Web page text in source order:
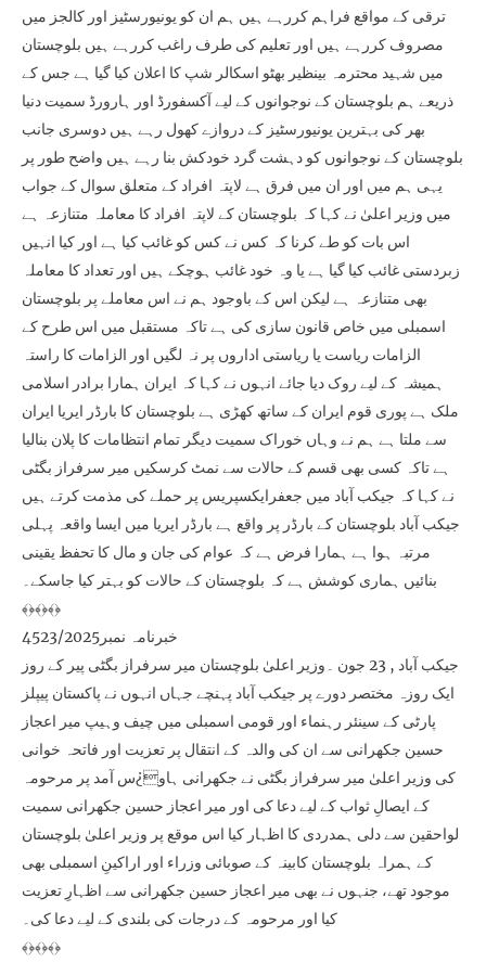
ترقی کے مواقع فراہم کررہے ہیں ہم ان کو یونیورسٹیز اور کالجز میں
مصروف کررہے ہیں اور تعلیم کی طرف راغب کررہے ہیں بلوچستان
میں شہید محترمہ بینظیر بھٹو اسکالر شپ کا اعلان کیا گیا ہے جس کے
ذریعے ہم بلوچستان کے نوجوانوں کے لیے آکسفورڈ اور ہارورڈ سمیت دنیا
بھر کی بہترین یونیورسٹیز کے دروازے کھول رہے ہیں دوسری جانب
بلوچستان کے نوجوانوں کو دہشت گرد خودکش بنا رہے ہیں واضح طور پر
یہی ہم میں اور ان میں فرق ہے لاپتہ افراد کے متعلق سوال کے جواب
میں وزیر اعلیٰ نے کہا کہ بلوچستان کے لاپتہ افراد کا معاملہ متنازعہ ہے
اس بات کو طے کرنا کہ کس نے کس کو غائب کیا ہے اور کیا انہیں
زبردستی غائب کیا گیا ہے یا وہ خود غائب ہوچکے ہیں اور تعداد کا معاملہ
بھی متنازعہ ہے لیکن اس کے باوجود ہم نے اس معاملے پر بلوچستان
اسمبلی میں خاص قانون سازی کی ہے تاکہ مستقبل میں اس طرح کے
الزامات ریاست یا ریاستی اداروں پر نہ لگیں اور الزامات کا راستہ
ہمیشہ کے لیے روک دیا جائے انہوں نے کہا کہ ایران ہمارا برادر اسلامی
ملک ہے پوری قوم ایران کے ساتھ کھڑی ہے بلوچستان کا بارڈر ایریا ایران
سے ملتا ہے ہم نے وہاں خوراک سمیت دیگر تمام انتظامات کا پلان بنالیا
ہے تاکہ کسی بھی قسم کے حالات سے نمٹ کرسکیں میر سرفراز بگٹی
نے کہا کہ جیکب آباد میں جعفرایکسپریس پر حملے کی مذمت کرتے ہیں
جیکب آباد بلوچستان کے بارڈر پر واقع ہے بارڈر ایریا میں ایسا واقعہ پہلی
مرتبہ ہوا ہے ہمارا فرض ہے کہ عوام کی جان و مال کا تحفظ یقینی
بنائیں ہماری کوشش ہے کہ بلوچستان کے حالات کو بہتر کیا جاسکے۔
﴾﴿﴾﴿﴾﴿
خبرنامہ نمبر4523/2025
جیکب آباد , 23 جون ۔وزیر اعلیٰ بلوچستان میر سرفراز بگٹی پیر کے روز
ایک روزہ مختصر دورے پر جیکب آباد پہنچے جہاں انہوں نے پاکستان پیپلز
پارٹی کے سینئر رہنماء اور قومی اسمبلی میں چیف وہیپ میر اعجاز
حسین جکھرانی سے ان کی والدہ کے انتقال پر تعزیت اور فاتحہ خوانی
کی وزیر اعلیٰ میر سرفراز بگٹی نے جکھرانی ہاو¿س آمد پر مرحومہ
کے ایصالِ ثواب کے لیے دعا کی اور میر اعجاز حسین جکھرانی سمیت
لواحقین سے دلی ہمدردی کا اظہار کیا اس موقع پر وزیر اعلیٰ بلوچستان
کے ہمراہ بلوچستان کابینہ کے صوبائی وزراء اور اراکینِ اسمبلی بھی
موجود تھے، جنہوں نے بھی میر اعجاز حسین جکھرانی سے اظہارِ تعزیت
کیا اور مرحومہ کے درجات کی بلندی کے لیے دعا کی۔
﴾﴿﴾﴿﴾﴿